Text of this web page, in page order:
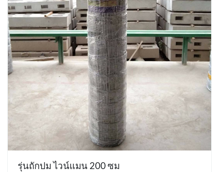
รุ่นถักปม ไวน์แมน 200 ซม